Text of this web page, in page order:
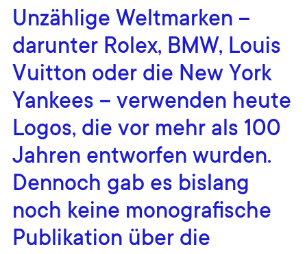
Unzählige Weltmarken –
darunter Rolex, BMW, Louis
Vuitton oder die New York
Yankees – verwenden heute
Logos, die vor mehr als 100
Jahren entworfen wurden.
Dennoch gab es bislang
noch keine monografische
Publikation über die